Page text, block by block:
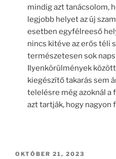
mindig azt tanácsolom,
legjobb helyet az új
esetben egyfélreeső
nincs kitéve az erős téli
természetesen sok
Ilyenkörülmények
kiegészítő takarás sem
telelésre még azoknál a
azt tartják, hogy nagyon
BEKÜLDVE:
OKTÓBER 21, 2023